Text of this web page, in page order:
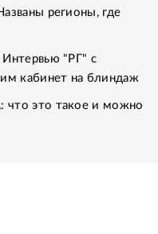
регионы, где
Интервью "РГ" с
кабинет на блиндаж
что это такое и можно